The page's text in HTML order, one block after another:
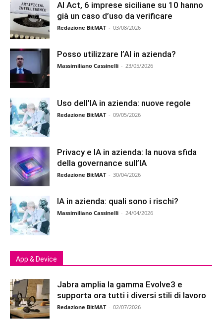
AI Act, 6 imprese siciliane su 10 hanno
già un caso d’uso da verificare
Redazione BitMAT - 03/08/2026
Posso utilizzare l’AI in azienda?
Massimiliano Cassinelli - 23/05/2026
Uso dell’IA in azienda: nuove regole
Redazione BitMAT - 09/05/2026
Privacy e IA in azienda: la nuova sfida
della governance sull’IA
Redazione BitMAT - 30/04/2026
IA in azienda: quali sono i rischi?
Massimiliano Cassinelli - 24/04/2026
App & Device
Jabra amplia la gamma Evolve3 e
supporta ora tutti i diversi stili di lavoro
Redazione BitMAT - 02/07/2026